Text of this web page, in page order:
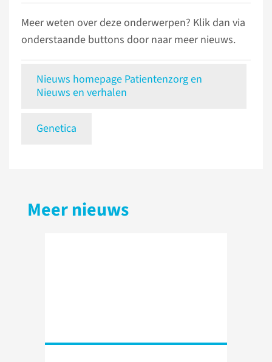
Meer weten over deze onderwerpen? Klik dan via
onderstaande buttons door naar meer nieuws.
Nieuws homepage Patientenzorg en
Nieuws en verhalen
Genetica
Meer nieuws